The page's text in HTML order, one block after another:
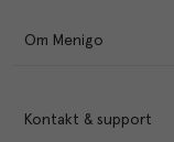
Om Menigo
Kontakt & support